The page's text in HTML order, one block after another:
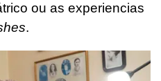
ou as experiencias
.